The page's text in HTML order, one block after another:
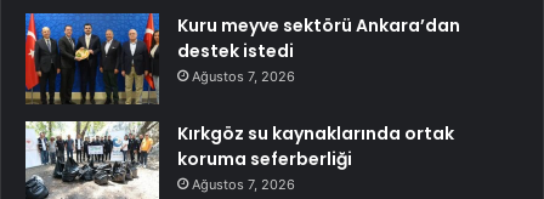
Kuru meyve sektörü Ankara’dan
destek istedi
Ağustos 7, 2026
Kırkgöz su kaynaklarında ortak
koruma seferberliği
Ağustos 7, 2026